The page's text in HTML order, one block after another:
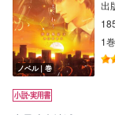
ノベル｜巻
出
1